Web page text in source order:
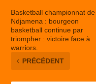
Basketball championnat de
Ndjamena : bourgeon
basketball continue par
triompher : victoire face à
warriors.
PRÉCÉDENT